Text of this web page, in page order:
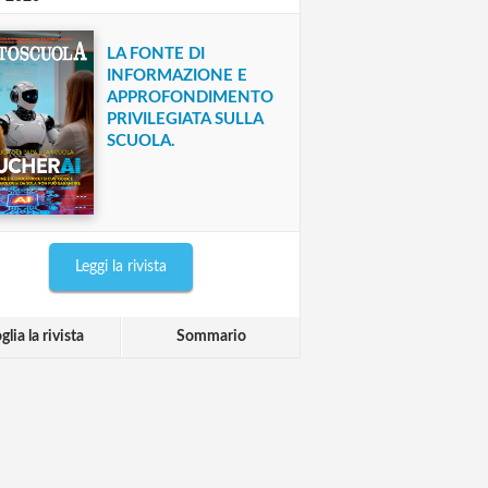
LA FONTE DI
INFORMAZIONE E
APPROFONDIMENTO
PRIVILEGIATA SULLA
SCUOLA.
Leggi la rivista
la rivista Sommario